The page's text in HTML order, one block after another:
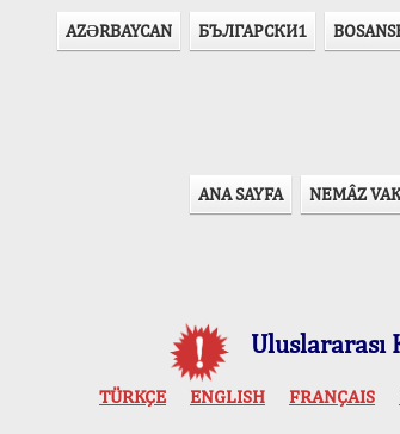
AZӘRBAYCAN БЪЛГАРСКИ1
ANA SAYFA NEMÂZ
Uluslararası
TÜRKÇE ENGLISH FRANÇAIS